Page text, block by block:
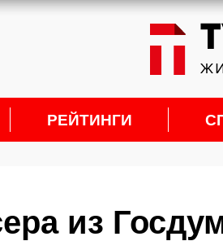
РЕЙТИНГИ
из